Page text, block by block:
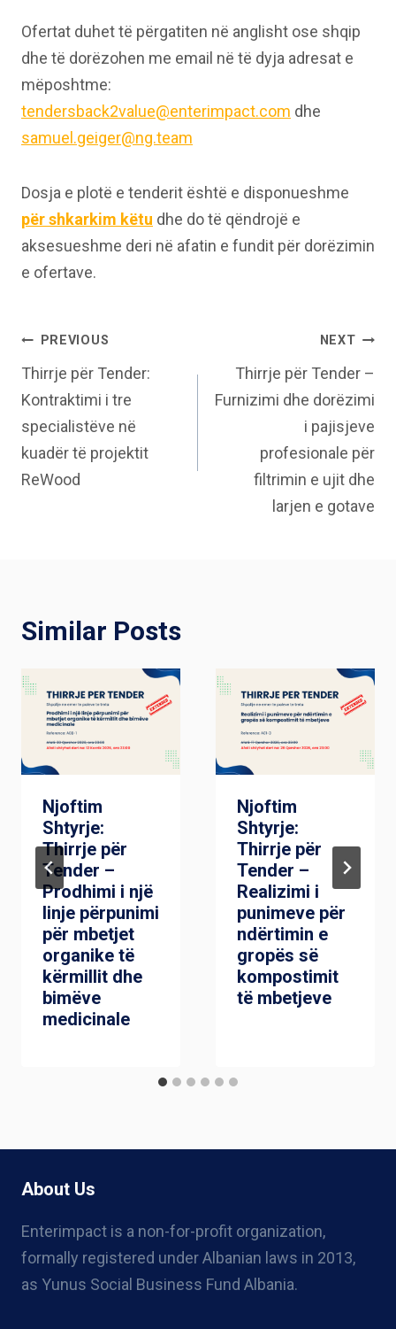
Ofertat duhet të përgatiten në anglisht ose shqip
dhe të dorëzohen me email në të dyja adresat e
mëposhtme:
tendersback2value@enterimpact.com dhe
samuel.geiger@ng.team
Dosja e plotë e tenderit është e disponueshme
për shkarkim këtu dhe do të qëndrojë e
aksesueshme deri në afatin e fundit për dorëzimin
e ofertave.
Post
navigation
PREVIOUS
Thirrje për Tender:
Kontraktimi i tre
specialistëve në
kuadër të projektit
ReWood
NEXT
Thirrje për Tender –
Furnizimi dhe dorëzimi
i pajisjeve
profesionale për
filtrimin e ujit dhe
larjen e gotave
Similar Posts
Njoftim
Shtyrje:
Thirrje për
Tender –
Prodhimi i një
linje përpunimi
për mbetjet
organike të
kërmillit dhe
bimëve
medicinale
Njoftim
Shtyrje:
Thirrje për
Tender –
Realizimi i
punimeve për
ndërtimin e
gropës së
kompostimit
të mbetjeve
About Us
Enterimpact is a non-for-profit organization,
formally registered under Albanian laws in 2013,
as Yunus Social Business Fund Albania.